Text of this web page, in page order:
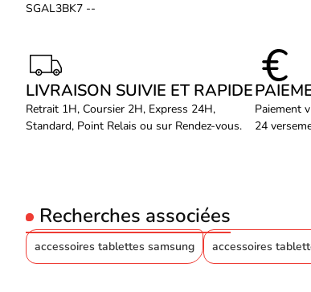
SGAL3BK7 --
LIVRAISON SUIVIE ET RAPIDE
Retrait 1H, Coursier 2H, Express 24H,
Standard, Point Relais ou sur Rendez-vous.
Paiement
24
Recherches associées
accessoires tablettes samsung accessoires